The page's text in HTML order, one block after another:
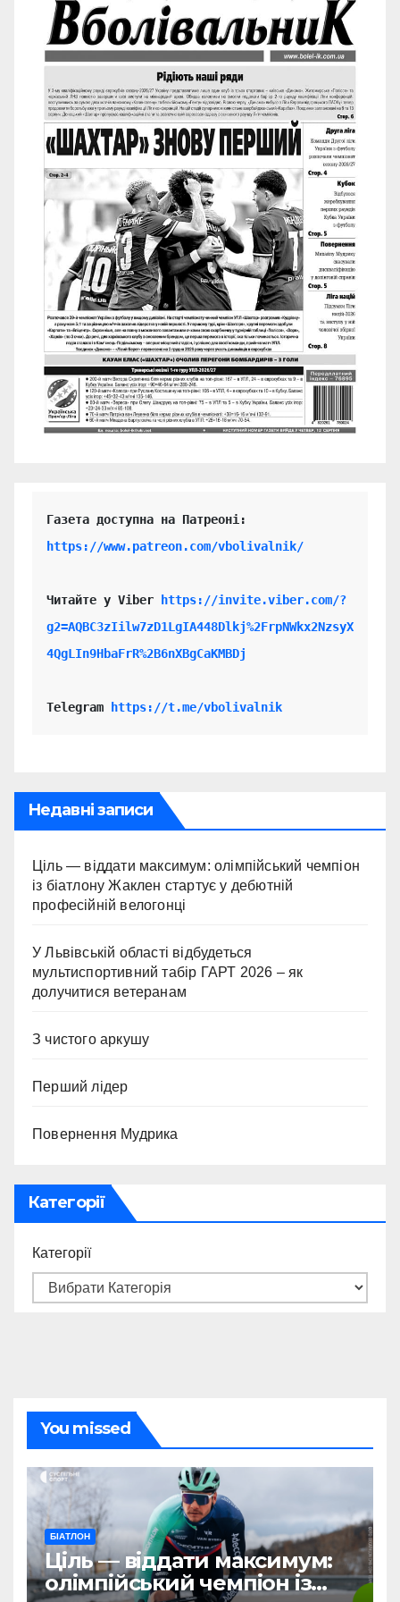
https://www.patreon.com/vbolivalnik/
Читайте у Viber
https://invite.viber.com/?
g2=AQBC3zIilw7zD1LgIA448Dlkj%2FrpNWkx2NzsyX
4QgLIn9HbaFrR%2B6nXBgCaKMBDj
Telegram https://t.me/vbolivalnik
Недавні записи
Ціль — віддати максимум: олімпійський чемпіон
із біатлону Жаклен стартує у дебютній
професійній велогонці
У Львівській області відбудеться
мультиспортивний табір ГАРТ 2026 – як
долучитися ветеранам
З чистого аркушу
Перший лідер
Повернення Мудрика
Категорії
Категорії
You missed
БІАТЛОН
Ціль — віддати максимум:
олімпійський чемпіон із